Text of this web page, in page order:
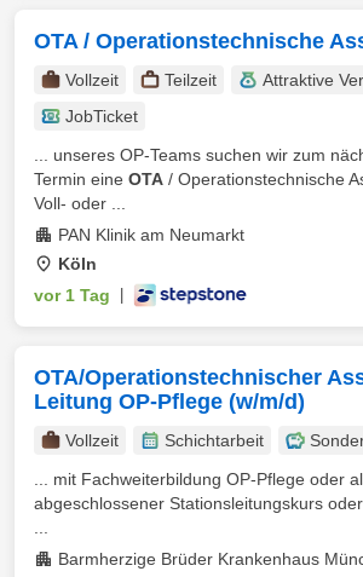
OTA / Operationstechnische
Vollzeit Teilzeit
Attraktive
JobTicket
... unseres OP-Teams suchen wir zum
Termin eine OTA / Operationstechnische
Voll- oder ...
PAN Klinik am Neumarkt
Köln
vor 1 Tag
OTA/Operationstechnischer
Leitung OP-Pflege (w/m/d)
Vollzeit Schichtarbeit
... mit Fachweiterbildung OP-Pflege oder
abgeschlossener Stationsleitungskurs
Barmherzige Brüder Krankenhaus